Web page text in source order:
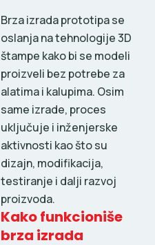
Brza izrada prototipa se
oslanja na tehnologije 3D
štampe kako bi se modeli
proizveli bez potrebe za
alatima i kalupima. Osim
same izrade, proces
uključuje i inženjerske
aktivnosti kao što su
dizajn, modifikacija,
testiranje i dalji razvoj
proizvoda.
Kako funkcioniše
brza izrada